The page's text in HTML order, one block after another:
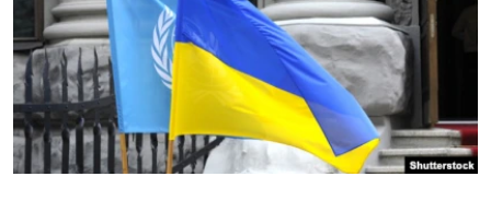
МУЛЬТИМЕДІА
ФОТО
СПЕЦПРОЄКТИ
ПОДКАСТИ